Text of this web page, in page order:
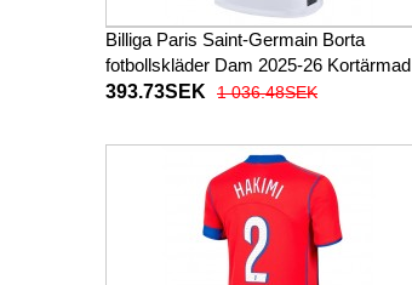
Billiga Paris Saint-Germain Borta
fotbollskläder Dam 2025-26 Kortärmad
393.73SEK
1 036.48SEK